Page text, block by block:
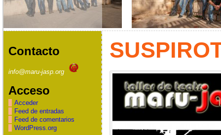
Contacto
info@maru-jasp.org
Acceso
Acceder
Feed de entradas
Feed de comentarios
WordPress.org